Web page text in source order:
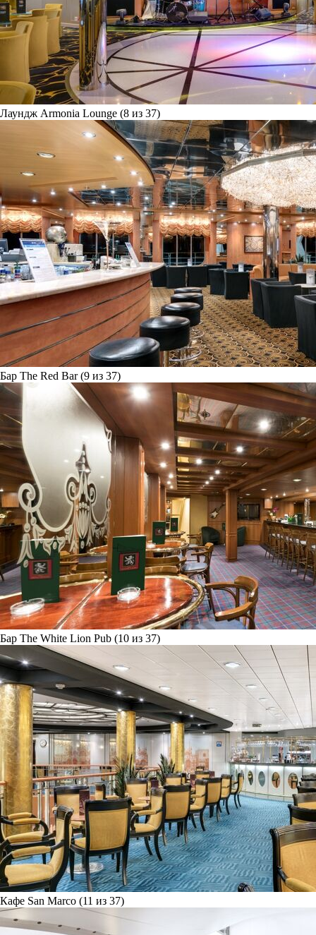
Лаундж Armonia Lounge (8 из 37)
Бар The Red Bar (9 из 37)
Бар The White Lion Pub (10 из 37)
Кафе San Marco (11 из 37)